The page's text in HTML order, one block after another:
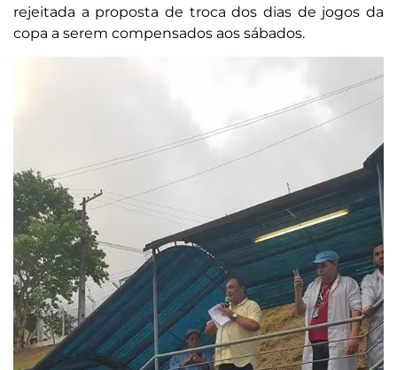
rejeitada a proposta de troca dos dias de jogos da
copa a serem compensados aos sábados.